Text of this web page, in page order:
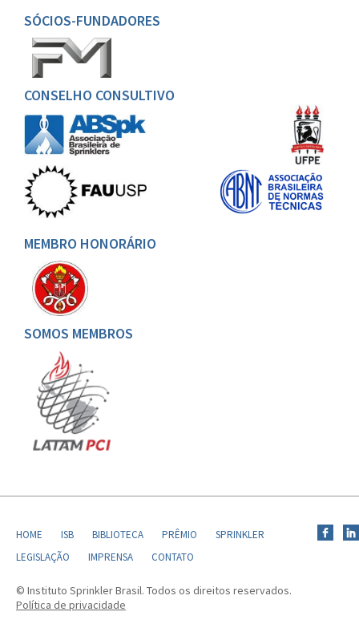
SÓCIOS-FUNDADORES
CONSELHO CONSULTIVO
MEMBRO HONORÁRIO
SOMOS MEMBROS
HOME ISB BIBLIOTECA PRÊMIO
SPRINKLER
LEGISLAÇÃO
IMPRENSA CONTATO
© Instituto Sprinkler Brasil. Todos os direitos reservados.
Política de privacidade